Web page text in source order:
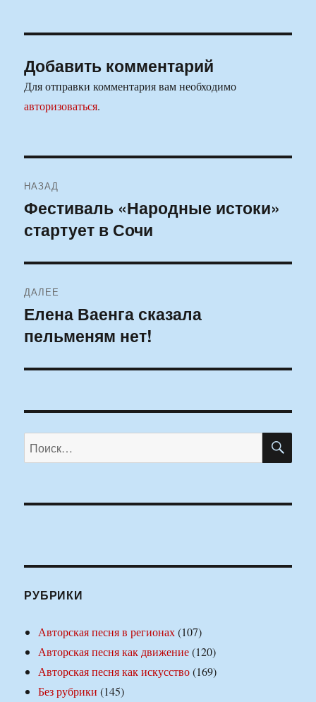
Добавить комментарий
Для отправки комментария вам необходимо
авторизоваться.
по
записям
НАЗАД
Предыдущая
запись:
Фестиваль «Народные истоки»
стартует в Сочи
ДАЛЕЕ
Следующая
запись:
Елена Ваенга сказала
пельменям нет!
Искать:
РУБРИКИ
Авторская песня в регионах(107)
Авторская песня как движение(120)
Авторская песня как искусство(169)
Без рубрики (145)